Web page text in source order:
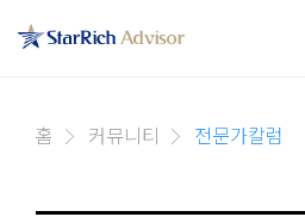
홈 커뮤니티 전문가칼럼